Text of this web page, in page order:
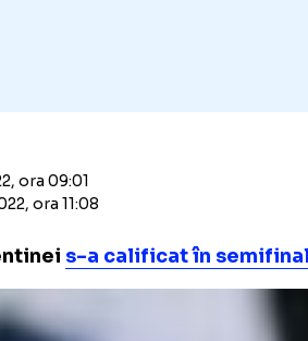
ora 09:01
ora 11:08
s-a calificat în